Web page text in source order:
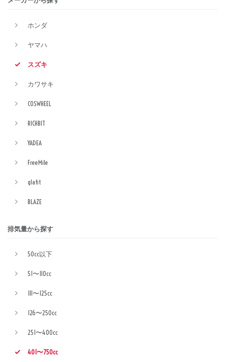
ホンダ
ヤマハ
スズキ
カワサキ
COSWHEEL
RICHBIT
YADEA
FreeMile
glafit
BLAZE
排気量から探す
50cc以下
51〜110cc
111〜125cc
126〜250cc
251〜400cc
401〜750cc